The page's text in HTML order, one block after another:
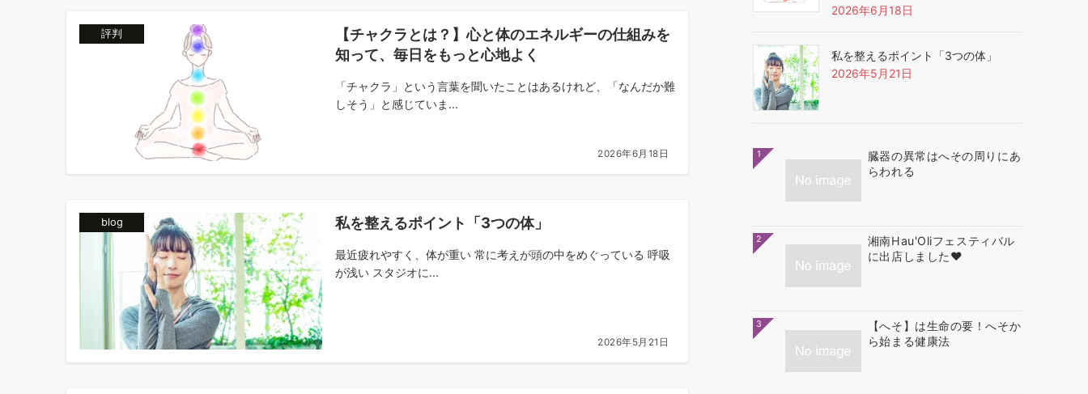
評判
【チャクラとは？】心と体のエネルギーの仕組みを
知って、毎日をもっと心地よく
「チャクラ」という言葉を聞いたことはあるけれど、「なんだか難
しそう」と感じていま...
2026年6月18日
blog 私を整えるポイント「3つの体」
最近疲れやすく、体が重い 常に考えが頭の中をめぐっている 呼吸
が浅い スタジオに...
2026年5月21日
2026年6月18日
私を整えるポイント「3つの体」
2026年5月21日
1
臓器の異常はへその周りにあ
らわれる
2
湘南Hau'Oliフェスティバル
に出店しました❤
3
【へそ】は生命の要！へそか
ら始まる健康法